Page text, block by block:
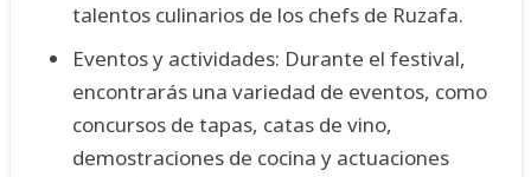
talentos culinarios de los chefs de Ruzafa.
Eventos y actividades: Durante el festival,
encontrarás una variedad de eventos, como
concursos de tapas, catas de vino,
demostraciones de cocina y actuaciones